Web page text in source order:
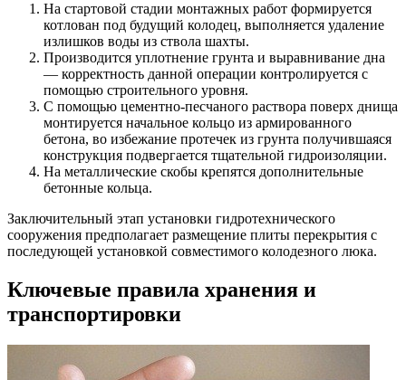
На стартовой стадии монтажных работ формируется
котлован под будущий колодец, выполняется удаление
излишков воды из ствола шахты.
Производится уплотнение грунта и выравнивание дна
— корректность данной операции контролируется с
помощью строительного уровня.
С помощью цементно-песчаного раствора поверх днища
монтируется начальное кольцо из армированного
бетона, во избежание протечек из грунта получившаяся
конструкция подвергается тщательной гидроизоляции.
На металлические скобы крепятся дополнительные
бетонные кольца.
Заключительный этап установки гидротехнического
сооружения предполагает размещение плиты перекрытия с
последующей установкой совместимого колодезного люка.
Ключевые правила хранения и
транспортировки